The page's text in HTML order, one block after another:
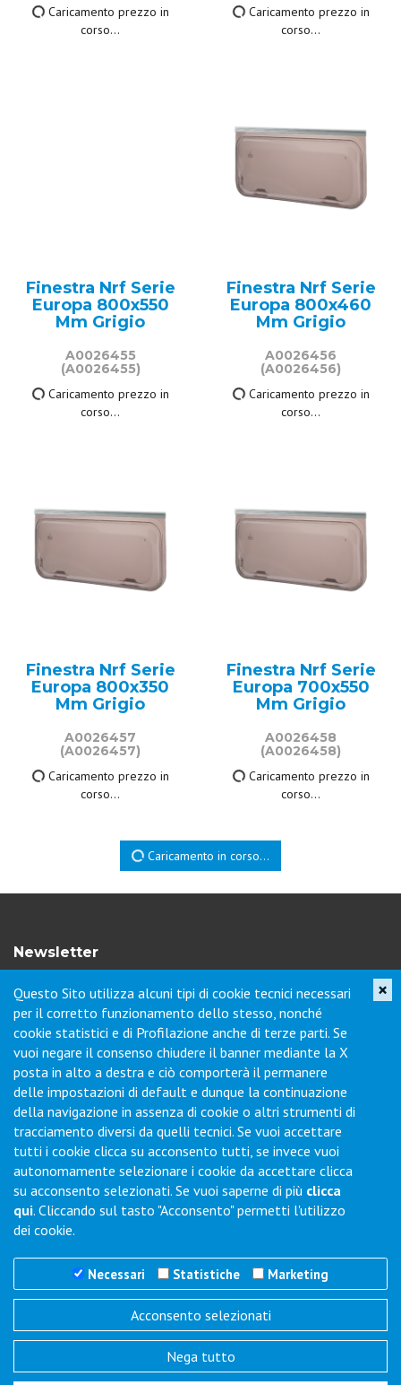
229,00 € 223,00 €
Finestra Nrf Serie
Europa 800x550
Mm Grigio
A0026455
(A0026455)
222,00 €
Finestra Nrf Serie
Europa 800x460
Mm Grigio
A0026456
(A0026456)
211,50 €
Finestra Nrf Serie
Europa 800x350
Mm Grigio
A0026457
(A0026457)
195,50 €
Finestra Nrf Serie
Europa 700x550
Mm Grigio
A0026458
(A0026458)
214,50 €
Finestra Nrf Serie
America 700x520
Mm Grigio
A0026459
(A0026459)
Caricamento prezzo in
corso...
Finestra Nrf Serie
Europa 700x500
Mm Grigio
A0026460
(A0026460)
Caricamento prezzo in
corso...
Questo Sito utilizza alcuni tipi di cookie tecnici necessari
per il corretto funzionamento dello stesso, nonché
cookie statistici e di Profilazione anche di terze parti. Se
vuoi negare il consenso chiudere il banner mediante la X
posta in alto a destra e ciò comporterà il permanere
delle impostazioni di default e dunque la continuazione
della navigazione in assenza di cookie o altri strumenti di
tracciamento diversi da quelli tecnici. Se vuoi accettare
tutti i cookie clicca su acconsento tutti, se invece vuoi
autonomamente selezionare i cookie da accettare clicca
su acconsento selezionati. Se vuoi saperne di più clicca
qui. Cliccando sul tasto "Acconsento" permetti l'utilizzo
dei cookie.
Necessari Statistiche Marketing
Acconsento selezionati
Nega tutto
×